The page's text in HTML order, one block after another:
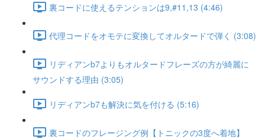
裏コードに使えるテンションは9,#11,13 (4:46)
代理コードをオモテに変換してオルタードで弾く (3:08)
リディアンb7よりもオルタードフレーズの方が綺麗に
サウンドする理由 (3:05)
リディアンb7も解決に気を付ける (5:16)
裏コードのフレージング例【トニックの3度へ着地】